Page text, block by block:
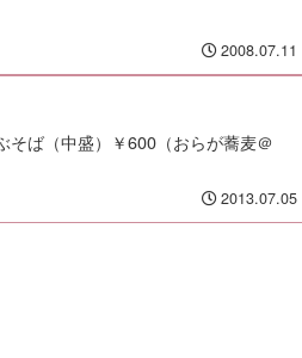
2008.07.11
ば（中盛）￥600（おらが蕎麦＠
2013.07.05